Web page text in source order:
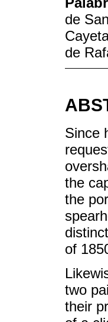
de
de
Since
the
the
of
two
their